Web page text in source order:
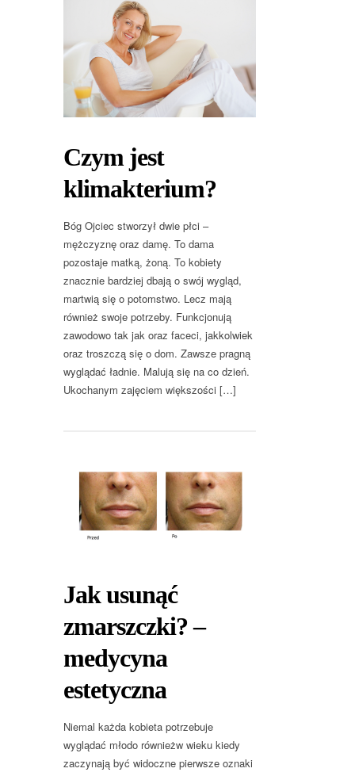
Czym jest
klimakterium?
Bóg Ojciec stworzył dwie płci –
mężczyznę oraz damę. To dama
pozostaje matką, żoną. To kobiety
znacznie bardziej dbają o swój wygląd,
martwią się o potomstwo. Lecz mają
również swoje potrzeby. Funkcjonują
zawodowo tak jak oraz faceci, jakkolwiek
oraz troszczą się o dom. Zawsze pragną
wyglądać ładnie. Malują się na co dzień.
Ukochanym zajęciem większości […]
Jak usunąć
zmarszczki? –
medycyna
estetyczna
Niemal każda kobieta potrzebuje
wyglądać młodo równieżw wieku kiedy
zaczynają być widoczne pierwsze oznaki